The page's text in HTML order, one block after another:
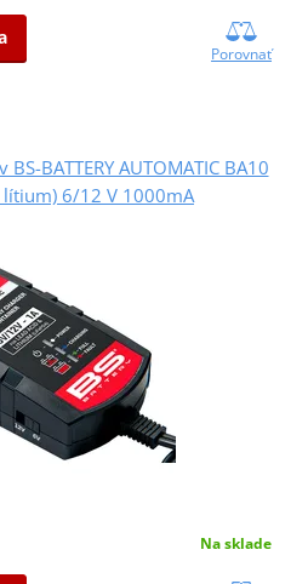
Porovnať
BATTERY AUTOMATIC BA10
6/12 V 1000mA
Na sklade